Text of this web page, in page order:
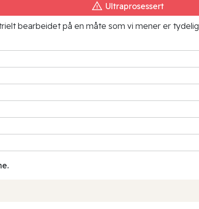
Ultraprosessert
bearbeidet på en måte som vi mener er